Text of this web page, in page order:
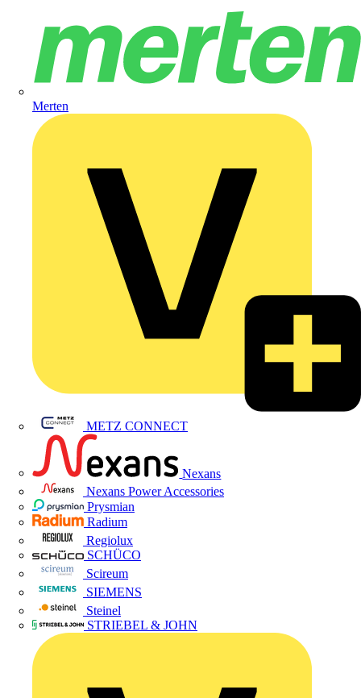
Merten
METZ CONNECT
Nexans
Nexans Power Accessories
Prysmian
Radium
Regiolux
SCHÜCO
Scireum
SIEMENS
Steinel
STRIEBEL & JOHN